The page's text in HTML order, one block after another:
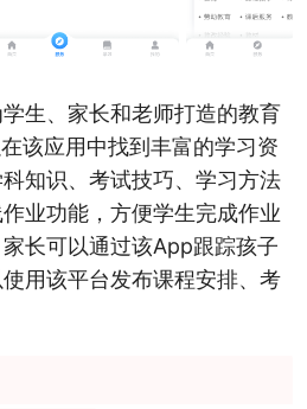
生、家长和老师打造的教育
该应用中找到丰富的学习资
知识、考试技巧、学习方法
业功能，方便学生完成作业
长可以通过该App跟踪孩子
用该平台发布课程安排、考